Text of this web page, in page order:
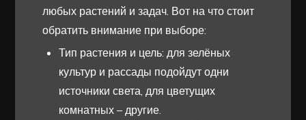
любых растений и задач. Вот на что стоит
обратить внимание при выборе:
Тип растения и цель: для зелёных
культур и рассады подойдут одни
источники света, для цветущих
комнатных – другие.